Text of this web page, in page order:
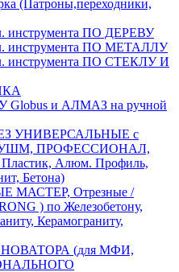
(Патроны,переходники,
ПО ДЕРЕВУ
инструмента ПО МЕТАЛЛУ
ПО СТЕКЛУ И
и АЛМАЗ на ручной
УНИВЕРСАЛЬНЫЕ с
УШМ, ПРОФЕССИОНАЛ,
Пластик, Алюм. Профиль,
Бетона)
Отрезные /
) по Железобетону,
Керамограниту,
(для МФИ,